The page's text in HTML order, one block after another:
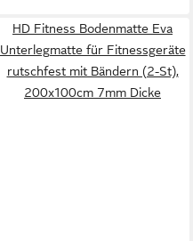
HD Fitness Bodenmatte Eva
Unterlegmatte für Fitnessgeräte
rutschfest mit Bändern (2-St),
200x100cm 7mm Dicke